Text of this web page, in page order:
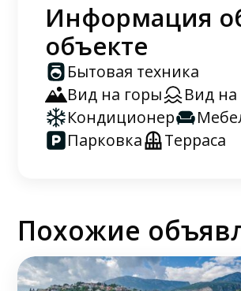
Информация
объекте
Бытовая техника
Вид на горы
Вид
Кондиционер
Парковка
Терраса
Похожие